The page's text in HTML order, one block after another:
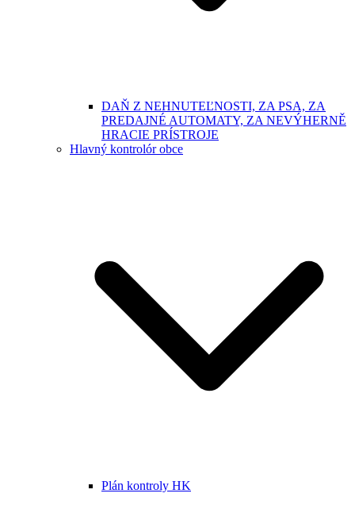
DAŇ Z NEHNUTEĽNOSTI, ZA PSA, ZA
PREDAJNÉ AUTOMATY, ZA NEVÝHERNĚ
HRACIE PRÍSTROJE
Hlavný kontrolór obce
Plán kontroly HK